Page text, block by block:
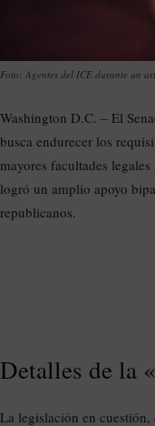
Foto: Agentes del ICE durante un
Washington D.C. – El
busca endurecer los
mayores facultades
logró un amplio apoyo
republicanos.
Detalles de la
La legislación en